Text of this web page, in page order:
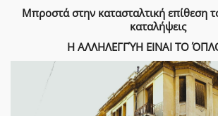
Μπροστά στην κατασταλτική επίθεση
καταλήψεις
Η ΑΛΛΗΛΕΓΓΎΗ ΕΙΝΑΙ ΤΟ